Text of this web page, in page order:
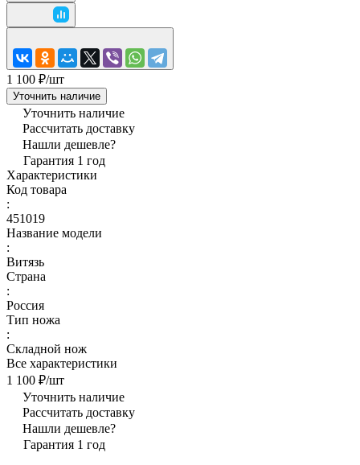
1 100 ₽/шт
Уточнить наличие
Уточнить наличие
Рассчитать доставку
Нашли дешевле?
Гарантия 1 год
Характеристики
Код товара
:
451019
Название модели
:
Витязь
Страна
:
Россия
Тип ножа
:
Складной нож
Все характеристики
1 100 ₽/шт
Уточнить наличие
Рассчитать доставку
Нашли дешевле?
Гарантия 1 год